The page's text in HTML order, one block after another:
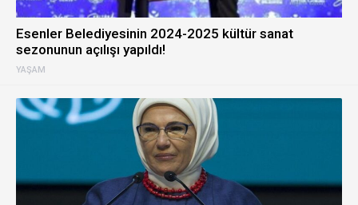
YAŞAM
Esenler Belediyesinin 2024-2025 kültür sanat
sezonunun açılışı yapıldı!